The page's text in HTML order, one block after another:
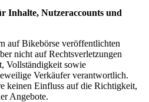
Inhalte, Nutzeraccounts und
auf Bikebörse veröffentlichten
nicht auf Rechtsverletzungen
Vollständigkeit sowie
Verkäufer verantwortlich.
keinen Einfluss auf die Richtigkeit,
Angebote.